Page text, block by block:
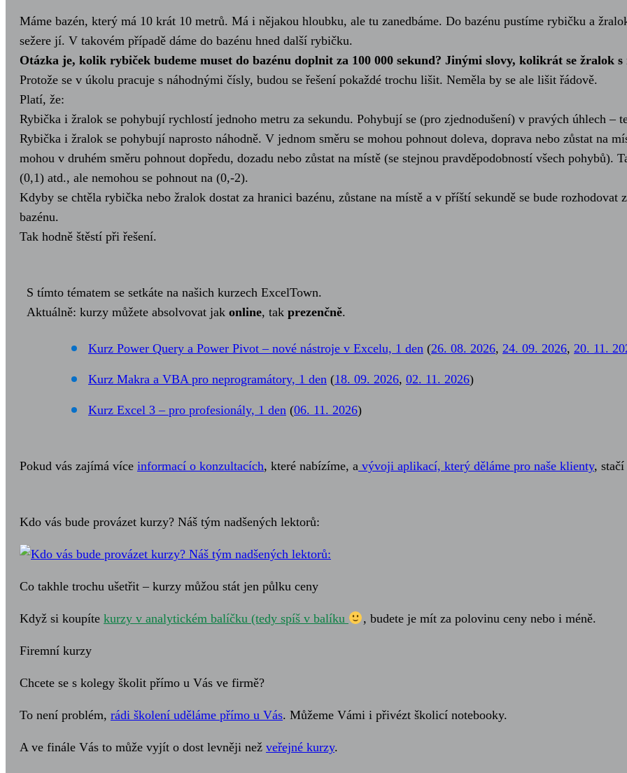
Máme bazén, který má 10 krát 10 metrů. Má i nějakou hloubku, ale tu zanedbáme. Do bazénu pustíme rybičku a
sežere jí. V takovém případě dáme do bazénu hned další rybičku.
Otázka je, kolik rybiček budeme muset do bazénu doplnit za 100 000 sekund? Jinými slovy, kolikrát se žralok
Protože se v úkolu pracuje s náhodnými čísly, budou se řešení pokaždé trochu lišit. Neměla by se ale lišit řádově.
Platí, že:
Rybička i žralok se pohybují rychlostí jednoho metru za sekundu. Pohybují se (pro zjednodušení) v pravých úhlech –
Rybička i žralok se pohybují naprosto náhodně. V jednom směru se mohou pohnout doleva, doprava nebo zůstat na
mohou v druhém směru pohnout dopředu, dozadu nebo zůstat na místě (se stejnou pravděpodobností všech
(0,1) atd., ale nemohou se pohnout na (0,-2).
Kdyby se chtěla rybička nebo žralok dostat za hranici bazénu, zůstane na místě a v příští sekundě se bude
bazénu.
Tak hodně štěstí při řešení.
S tímto tématem se setkáte na našich kurzech ExcelTown.
Aktuálně: kurzy můžete absolvovat jak online, tak prezenčně.
Kurz Power Query a Power Pivot – nové nástroje v Excelu, 1 den (26. 08. 2026, 24. 09. 2026, 20. 11.
Kurz Makra a VBA pro neprogramátory, 1 den (18. 09. 2026, 02. 11. 2026)
Kurz Excel 3 – pro profesionály, 1 den (06. 11. 2026)
Pokud vás zajímá více informací o konzultacích, které nabízíme, a vývoji aplikací, který děláme pro naše klienty,
Kdo vás bude provázet kurzy? Náš tým nadšených lektorů:
Co takhle trochu ušetřit – kurzy můžou stát jen půlku ceny
Když si koupíte kurzy v analytickém balíčku (tedy spíš v balíku , budete je mít za polovinu ceny nebo i méně.
Firemní kurzy
Chcete se s kolegy školit přímo u Vás ve firmě?
To není problém, rádi školení uděláme přímo u Vás. Můžeme Vámi i přivézt školicí notebooky.
A ve finále Vás to může vyjít o dost levněji než veřejné kurzy.